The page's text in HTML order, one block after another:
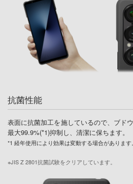
抗菌性能
表面に抗菌加工を施しているので、ブド
最大99.9%(*1)抑制し、清潔に保ちます。
*1 経年使用により効果は変動する場合があります。
※JIS Z 2801抗菌試験をクリアしています。